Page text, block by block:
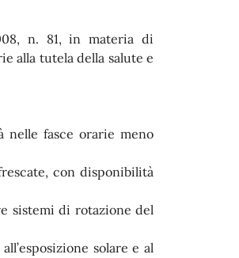
n. 81, in materia di
alla tutela della salute e
fasce orarie meno
con disponibilità
sistemi di rotazione del
solare e al